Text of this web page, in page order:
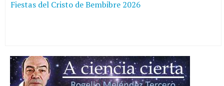
Fiestas del Cristo de Bembibre 2026